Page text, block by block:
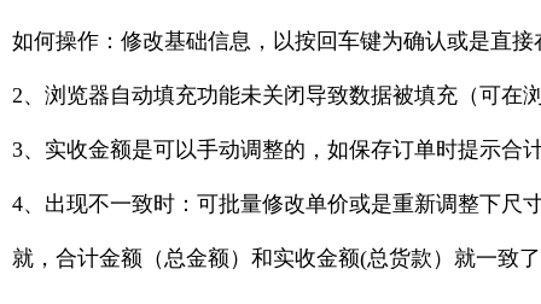
如何操作：修改基础信息，以按回车键为确认或是直
2、浏览器自动填充功能未关闭导致数据被填充（可在
3、实收金额是可以手动调整的，如保存订单时提示合
4、出现不一致时：可批量修改单价或是重新调整下尺
就，合计金额（总金额）和实收金额(总货款）就一致